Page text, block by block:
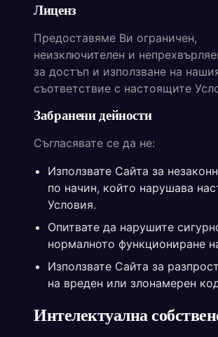
Лиценз
Предоставяме Ви ограничен,
неизключителен и
за достъп и използване на
съответствие с настоящите
Забранени дейности
Съгласявате се да не:
Използвате Сайта за
по начин, който нарушава
Условия.
Опитвате да нарушите
нормалното функциониране
Използвате Сайта за
на вреден или злонамерен
Интелектуална